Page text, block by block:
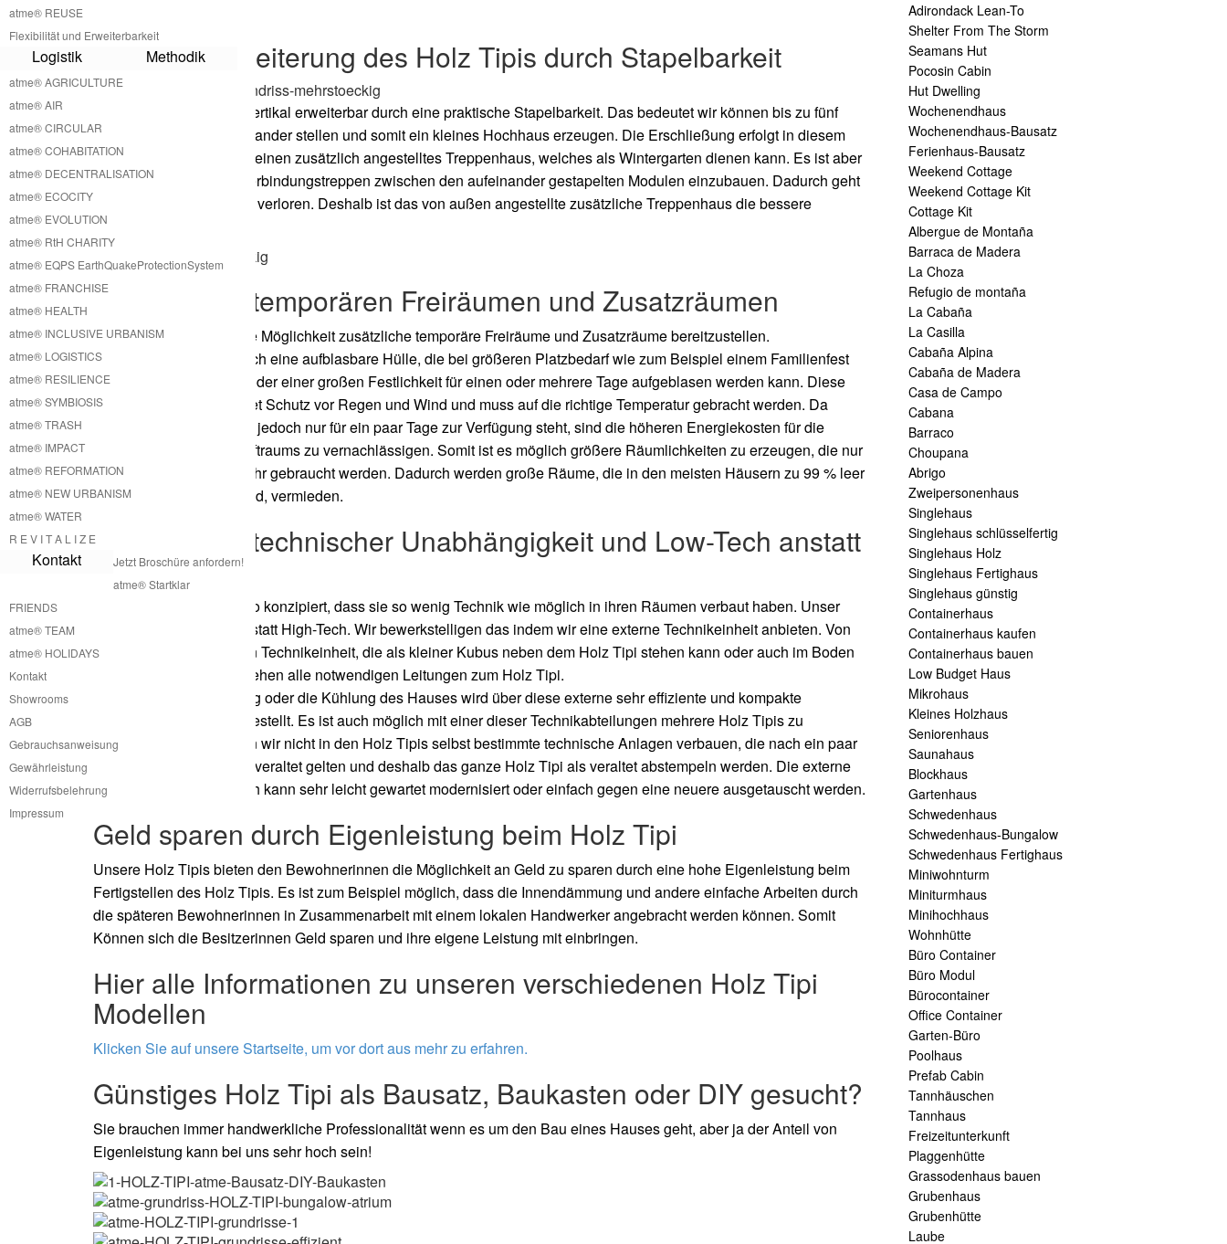
atme® REUSE
Flexibilität und Erweiterbarkeit
Logistik Methodik
atme® AGRICULTURE
atme® AIR
atme® CIRCULAR
atme® COHABITATION
atme® DECENTRALISATION
atme® ECOCITY
atme® EVOLUTION
atme® RtH CHARITY
atme® EQPS EarthQuakeProtectionSystem
atme® FRANCHISE
atme® HEALTH
atme® INCLUSIVE URBANISM
atme® LOGISTICS
atme® RESILIENCE
atme® SYMBIOSIS
atme® TRASH
atme® IMPACT
atme® REFORMATION
atme® NEW URBANISM
atme® WATER
R E V I T A L I Z E
Kontakt
Jetzt Broschüre anfordern!
atme® Startklar
FRIENDS
atme® TEAM
atme® HOLIDAYS
Kontakt
Showrooms
AGB
Gebrauchsanweisung
Gewährleistung
Widerrufsbelehrung
Impressum
Vertikale Erweiterung des Holz Tipis durch Stapelbarkeit
Unsere Holz Tipis sind vertikal erweiterbar durch eine praktische Stapelbarkeit. Das bedeutet wir können bis zu fünf
kleine Holz Tipis übereinander stellen und somit ein kleines Hochhaus erzeugen. Die Erschließung erfolgt in diesem
Falle idealer Weise über einen zusätzlich angestelltes Treppenhaus, welches als Wintergarten dienen kann. Es ist aber
auch möglich kleinere Verbindungstreppen zwischen den aufeinander gestapelten Modulen einzubauen. Dadurch geht
jedoch etwas Wohnraum verloren. Deshalb ist das von außen angestellte zusätzliche Treppenhaus die bessere
Lösung.
Holz Tipi mit temporären Freiräumen und Zusatzräumen
Unser Holz Tipi bietet die Möglichkeit zusätzliche temporäre Freiräume und Zusatzräume bereitzustellen.
Das ermöglichen wir durch eine aufblasbare Hülle, die bei größeren Platzbedarf wie zum Beispiel einem Familienfest
oder einer Betriebsfeier oder einer großen Festlichkeit für einen oder mehrere Tage aufgeblasen werden kann. Diese
pneumatische Hülle bietet Schutz vor Regen und Wind und muss auf die richtige Temperatur gebracht werden. Da
diese Lufthülle als Raum jedoch nur für ein paar Tage zur Verfügung steht, sind die höheren Energiekosten für die
Klimatisierung dieses Luftraums zu vernachlässigen. Somit ist es möglich größere Räumlichkeiten zu erzeugen, die nur
für bestimmte Tage im Jahr gebraucht werden. Dadurch werden große Räume, die in den meisten Häusern zu 99 % leer
stehen und ungenutzt sind, vermieden.
Holz Tipi mit technischer Unabhängigkeit und Low-Tech anstatt
High-Tech
Unsere Holz Tipis sind so konzipiert, dass sie so wenig Technik wie möglich in ihren Räumen verbaut haben. Unser
Konzept ist Low-Tech anstatt High-Tech. Wir bewerkstelligen das indem wir eine externe Technikeinheit anbieten. Von
dieser externen kleineren Technikeinheit, die als kleiner Kubus neben dem Holz Tipi stehen kann oder auch im Boden
versenkt werden kann, gehen alle notwendigen Leitungen zum Holz Tipi.
Zum Beispiel die Heizung oder die Kühlung des Hauses wird über diese externe sehr effiziente und kompakte
Technikabteilung bereitgestellt. Es ist auch möglich mit einer dieser Technikabteilungen mehrere Holz Tipis zu
versorgen. Somit müssen wir nicht in den Holz Tipis selbst bestimmte technische Anlagen verbauen, die nach ein paar
Jahren schon wieder als veraltet gelten und deshalb das ganze Holz Tipi als veraltet abstempeln werden. Die externe
technische Einheit jedoch kann sehr leicht gewartet modernisiert oder einfach gegen eine neuere ausgetauscht werden.
Geld sparen durch Eigenleistung beim Holz Tipi
Unsere Holz Tipis bieten den Bewohnerinnen die Möglichkeit an Geld zu sparen durch eine hohe Eigenleistung beim
Fertigstellen des Holz Tipis. Es ist zum Beispiel möglich, dass die Innendämmung und andere einfache Arbeiten durch
die späteren Bewohnerinnen in Zusammenarbeit mit einem lokalen Handwerker angebracht werden können. Somit
Können sich die Besitzerinnen Geld sparen und ihre eigene Leistung mit einbringen.
Hier alle Informationen zu unseren verschiedenen Holz Tipi
Modellen
Klicken Sie auf unsere Startseite, um vor dort aus mehr zu erfahren.
Günstiges Holz Tipi als Bausatz, Baukasten oder DIY gesucht?
Sie brauchen immer handwerkliche Professionalität wenn es um den Bau eines Hauses geht, aber ja der Anteil von
Eigenleistung kann bei uns sehr hoch sein!
Adirondack Lean-To
Shelter From The Storm
Seamans Hut
Pocosin Cabin
Hut Dwelling
Wochenendhaus
Wochenendhaus-Bausatz
Ferienhaus-Bausatz
Weekend Cottage
Weekend Cottage Kit
Cottage Kit
Albergue de Montaña
Barraca de Madera
La Choza
Refugio de montaña
La Cabaña
La Casilla
Cabaña Alpina
Cabaña de Madera
Casa de Campo
Cabana
Barraco
Choupana
Abrigo
Zweipersonenhaus
Singlehaus
Singlehaus schlüsselfertig
Singlehaus Holz
Singlehaus Fertighaus
Singlehaus günstig
Containerhaus
Containerhaus kaufen
Containerhaus bauen
Low Budget Haus
Mikrohaus
Kleines Holzhaus
Seniorenhaus
Saunahaus
Blockhaus
Gartenhaus
Schwedenhaus
Schwedenhaus-Bungalow
Schwedenhaus Fertighaus
Miniwohnturm
Miniturmhaus
Minihochhaus
Wohnhütte
Büro Container
Büro Modul
Bürocontainer
Office Container
Garten-Büro
Poolhaus
Prefab Cabin
Tannhäuschen
Tannhaus
Freizeitunterkunft
Plaggenhütte
Grassodenhaus bauen
Grubenhaus
Grubenhütte
Laube